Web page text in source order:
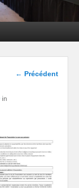
Navigation
← Précédent
in